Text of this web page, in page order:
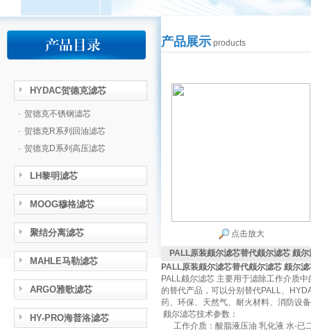
HYDAC贺德克滤芯
· 贺德克不锈钢滤芯
· 贺德克R系列回油滤芯
· 贺德克D系列高压滤芯
LH黎明滤芯
MOOG穆格滤芯
聚结分离滤芯
MAHLE马勒滤芯
ARGO雅歌滤芯
HY-PRO海普洛滤芯
产品展示 products
点击放大
PALL原装颇尔滤芯替代颇尔滤芯 颇
PALL原装颇尔滤芯替代颇尔滤芯 颇尔滤
PALL颇尔滤芯 主要用于滤除工作介质
的替代产品，可以分别替代PALL、
药、环保、天然气、耐火材料、消防设
颇尔滤芯技术参数：
工作介质：酸脂液压油 乳化液 水-已